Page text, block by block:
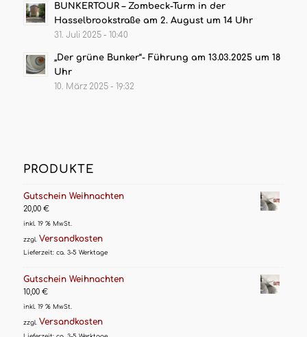
BUNKERTOUR – Zombeck-Turm in der
Hasselbrookstraße am 2. August um 14 Uhr
31. Juli 2025 - 10:40
„Der grüne Bunker“- Führung am 13.03.2025 um 18
Uhr
10. März 2025 - 19:32
PRODUKTE
Gutschein Weihnachten
20,00 €
inkl. 19 % MwSt.
zzgl. Versandkosten
Lieferzeit: ca. 3-5 Werktage
Gutschein Weihnachten
10,00 €
inkl. 19 % MwSt.
zzgl. Versandkosten